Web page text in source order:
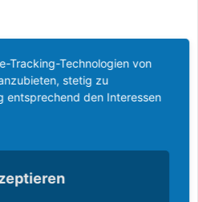
Tracking-Technologien von
stetig zu
entsprechend den Interessen